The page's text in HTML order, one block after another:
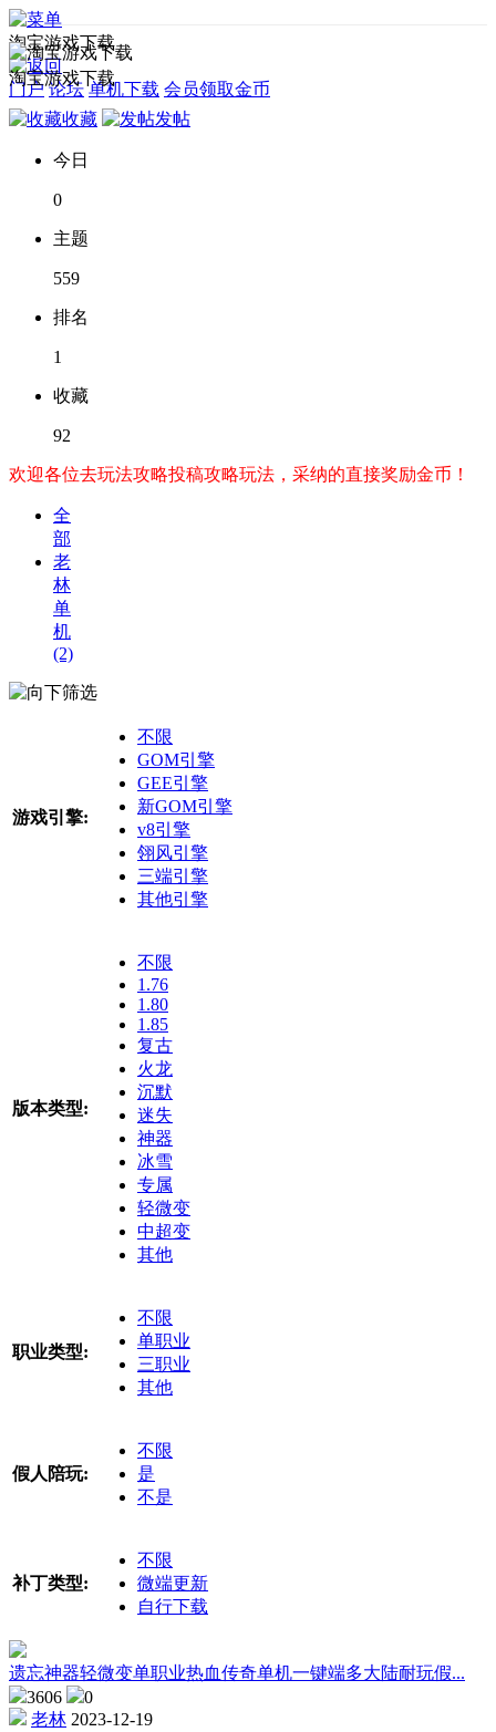
淘宝游戏下载
门户 论坛 单机下载 会员领取金币
淘宝游戏下载
收藏 发帖
今日
0
主题
559
排名
1
收藏
92
欢迎各位去玩法攻略投稿攻略玩法，采纳的直接奖励金币！
全
部
老
林
单
机
(2)
筛选
游戏引擎:
不限
GOM引擎
GEE引擎
新GOM引擎
v8引擎
翎风引擎
三端引擎
其他引擎
版本类型:
不限
1.76
1.80
1.85
复古
火龙
沉默
迷失
神器
冰雪
专属
轻微变
中超变
其他
职业类型:
不限
单职业
三职业
其他
假人陪玩:
不限
是
不是
补丁类型:
不限
微端更新
自行下载
遗忘神器轻微变单职业热血传奇单机一键端多大陆耐玩假...
3606
0
老林 2023-12-19